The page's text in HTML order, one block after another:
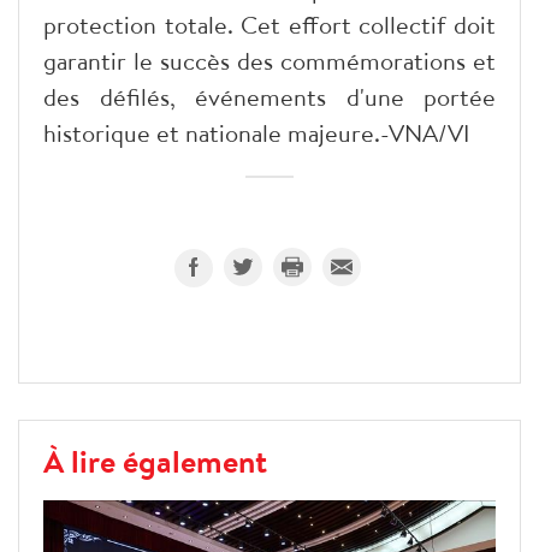
protection totale. Cet effort collectif doit
garantir le succès des commémorations et
des défilés, événements d'une portée
historique et nationale majeure.-VNA/VI
À lire également